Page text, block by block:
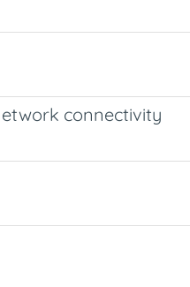
connectivity